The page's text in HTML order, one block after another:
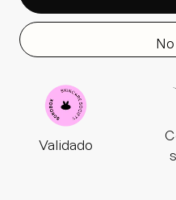
Validado